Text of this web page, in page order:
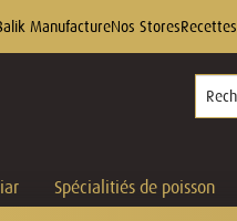
ManufactureNos StoresRecettes
Spécialitiés de poisson